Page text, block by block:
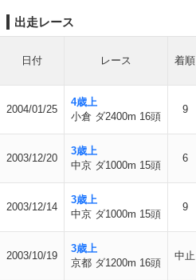
出走レース
日付 レース 着順
2004/01/25
4歳上
小倉 ダ2400m 16頭
9
2003/12/20
3歳上
中京 ダ1000m 15頭
6
2003/12/14
3歳上
中京 ダ1000m 15頭
9
2003/10/19
3歳上
京都 ダ1200m 16頭
中止